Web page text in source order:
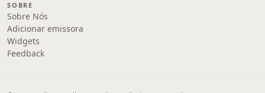
SOBRE
Sobre Nós
Adicionar emissora
Widgets
Feedback